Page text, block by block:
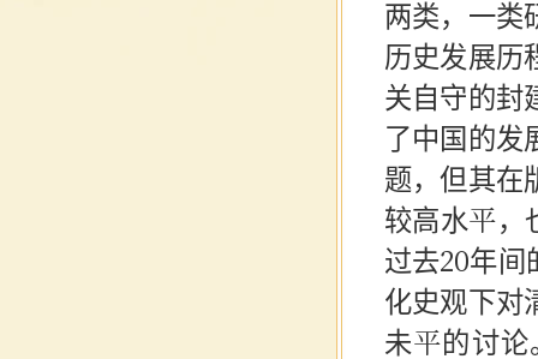
两类，一类
历史发展历
关自守的封
了中国的发
题，但其在
较高水平，
过去20年间
化史观下对
未平的讨论